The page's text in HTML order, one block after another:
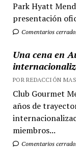
Park Hyatt
presentación
Comentarios
Una cena en
POR REDACCIÓN
Club Gourmet
años de
miembros...
Comentarios